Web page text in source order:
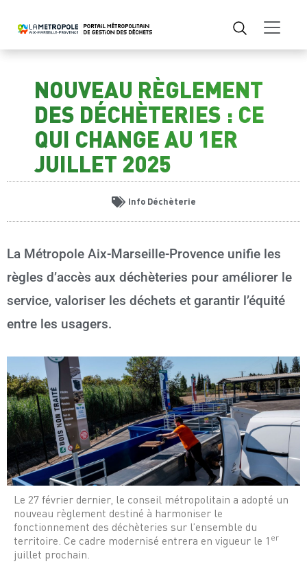
NOUVEAU RÈGLEMENT
DES DÉCHÈTERIES : CE
QUI CHANGE AU 1ER
JUILLET 2025
Info Déchèterie
La Métropole Aix-Marseille-Provence unifie les
règles d’accès aux déchèteries pour améliorer le
service, valoriser les déchets et garantir l’équité
entre les usagers.
Le 27 février dernier, le conseil métropolitain a adopté un
nouveau règlement destiné à harmoniser le
fonctionnement des déchèteries sur l’ensemble du
territoire. Ce cadre modernisé entrera en vigueur le 1 er
juillet prochain.